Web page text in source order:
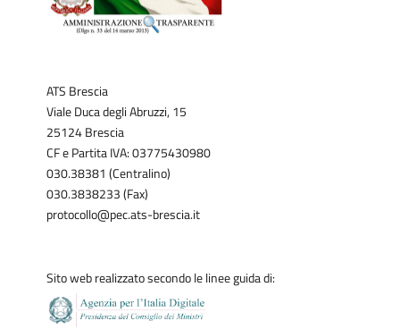
ATS Brescia
Viale Duca degli Abruzzi, 15
25124 Brescia
CF e Partita IVA: 03775430980
030.38381 (Centralino)
030.3838233 (Fax)
protocollo@pec.ats-brescia.it
Sito web realizzato secondo le linee guida di: